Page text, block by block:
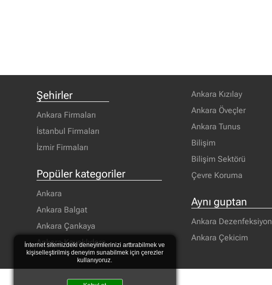
Şehirler
Ankara Firmaları
İstanbul Firmaları
İzmir Firmaları
Popüler kategoriler
Ankara
Ankara Balgat
Ankara Çankaya
Ankara Kavaklıdere
Ankara Kızılay
Ankara Öveçler
Ankara Tunus
Bilişim
Bilişim Sektörü
Çevre Koruma
Aynı guptan
Ankara Dezenfeksiyon
Ankara Çekicim
İnternet sitemizdeki deneyimlerinizi arttırabilmek ve
kişiselleştirilmiş deneyim sunabilmek için çerezler
kullanıyoruz.